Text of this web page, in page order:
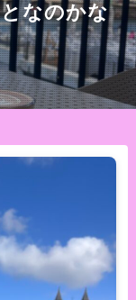
なのかな